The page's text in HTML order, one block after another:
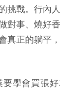
挑戰。行內
對事、燒好
真正的躺平
學會買張好